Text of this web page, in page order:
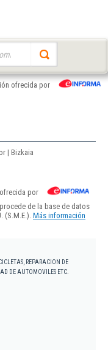
ofrecida por
| Bizkaia
por
de la base de datos
(S.M.E.). Más información
REPARACION DE
DE AUTOMOVILES ETC.